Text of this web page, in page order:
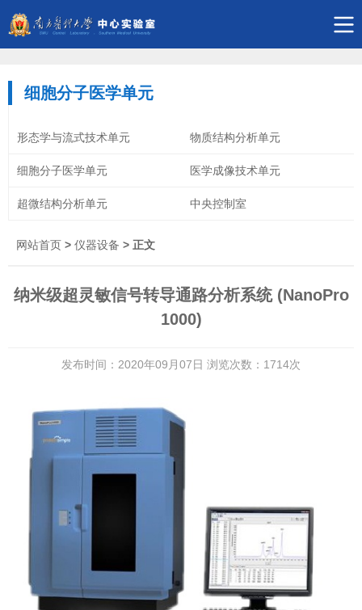
细胞分子医学单元
形态学与流式技术单元 物质结构分析单元
细胞分子医学单元 医学成像技术单元
超微结构分析单元 中央控制室
网站首页 > 仪器设备 > 正文
纳米级超灵敏信号转导通路分析系统 (NanoPro
1000)
发布时间：2020年09月07日 浏览次数： 1714次